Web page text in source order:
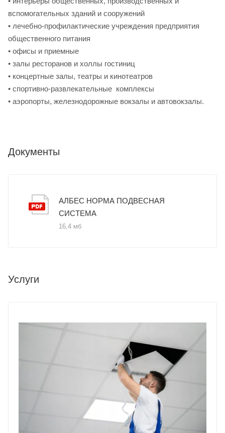
вспомогательных зданий и сооружений
• лечебно-профилактические учреждения предприятия
общественного питания
• офисы и приемные
• залы ресторанов и холлы гостиниц
• концертные залы, театры и кинотеатров
• спортивно-развлекательные комплексы
• аэропорты, железнодорожные вокзалы и автовокзалы.
Документы
АЛБЕС НОРМА ПОДВЕСНАЯ
СИСТЕМА
16,4 мб
Услуги